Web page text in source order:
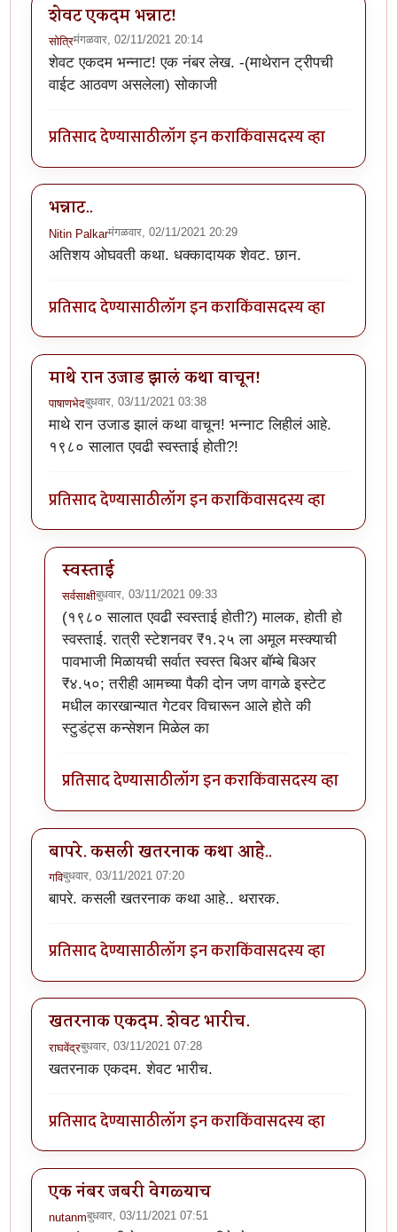
शेवट एकदम भन्नाट!
सोत्रिमंगळवार, 02/11/2021 20:14
शेवट एकदम भन्नाट! एक नंबर लेख. -(माथेरान ट्रीपची
वाईट आठवण असलेला) सोकाजी
प्रतिसाद देण्यासाठीलॉग इन कराकिंवासदस्य व्हा
भन्नाट..
Nitin Palkarमंगळवार, 02/11/2021 20:29
अतिशय ओघवती कथा. धक्कादायक शेवट. छान.
प्रतिसाद देण्यासाठीलॉग इन कराकिंवासदस्य व्हा
माथे रान उजाड झालं कथा वाचून!
पाषाणभेदबुधवार, 03/11/2021 03:38
माथे रान उजाड झालं कथा वाचून! भन्नाट लिहीलं आहे.
१९८० सालात एवढी स्वस्ताई होती?!
प्रतिसाद देण्यासाठीलॉग इन कराकिंवासदस्य व्हा
स्वस्ताई
सर्वसाक्षीबुधवार, 03/11/2021 09:33
In reply toमाथे रान उजाड झालं कथा वाचून! byपाषाणभेद
(१९८० सालात एवढी स्वस्ताई होती?) मालक, होती हो
स्वस्ताई. रात्री स्टेशनवर ₹१.२५ ला अमूल मस्क्याची
पावभाजी मिळायची सर्वात स्वस्त बिअर बॉम्बे बिअर
₹४.५०; तरीही आमच्या पैकी दोन जण वागळे इस्टेट
मधील कारखान्यात गेटवर विचारून आले होते की
स्टुडंट्स कन्सेशन मिळेल का
प्रतिसाद देण्यासाठीलॉग इन कराकिंवासदस्य व्हा
बापरे. कसली खतरनाक कथा आहे..
गविबुधवार, 03/11/2021 07:20
बापरे. कसली खतरनाक कथा आहे.. थरारक.
प्रतिसाद देण्यासाठीलॉग इन कराकिंवासदस्य व्हा
खतरनाक एकदम. शेवट भारीच.
राघवेंद्रबुधवार, 03/11/2021 07:28
खतरनाक एकदम. शेवट भारीच.
प्रतिसाद देण्यासाठीलॉग इन कराकिंवासदस्य व्हा
एक नंबर जबरी वेगळ्याच
nutanmबुधवार, 03/11/2021 07:51